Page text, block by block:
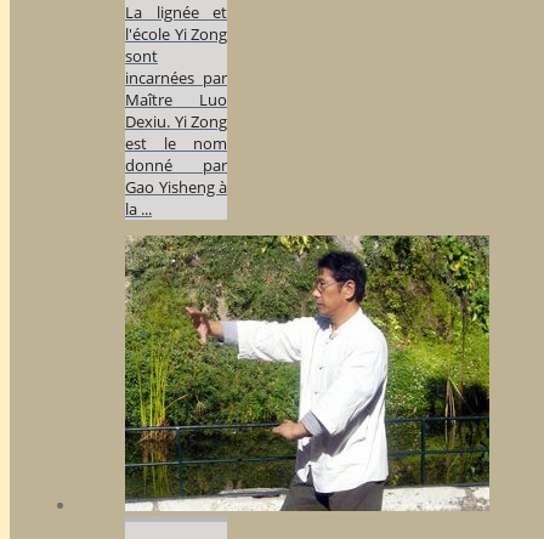
La lignée et
l'école Yi Zong
sont
incarnées par
Maître Luo
Dexiu. Yi Zong
est le nom
donné par
Gao Yisheng à
la ...